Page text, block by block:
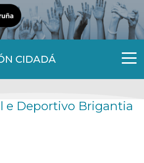
CIDADÁ
e Deportivo Brigantia